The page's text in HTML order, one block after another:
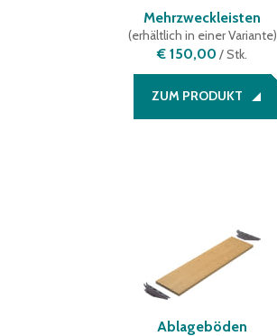
Mehrzweckleisten
(erhältlich in einer Variante)
€ 150,00 /Stk.
ZUM PRODUKT
Ablageböden